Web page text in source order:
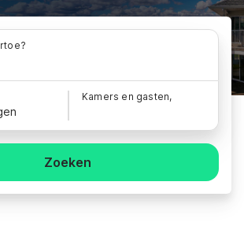
Kamers en gasten,
Zoeken